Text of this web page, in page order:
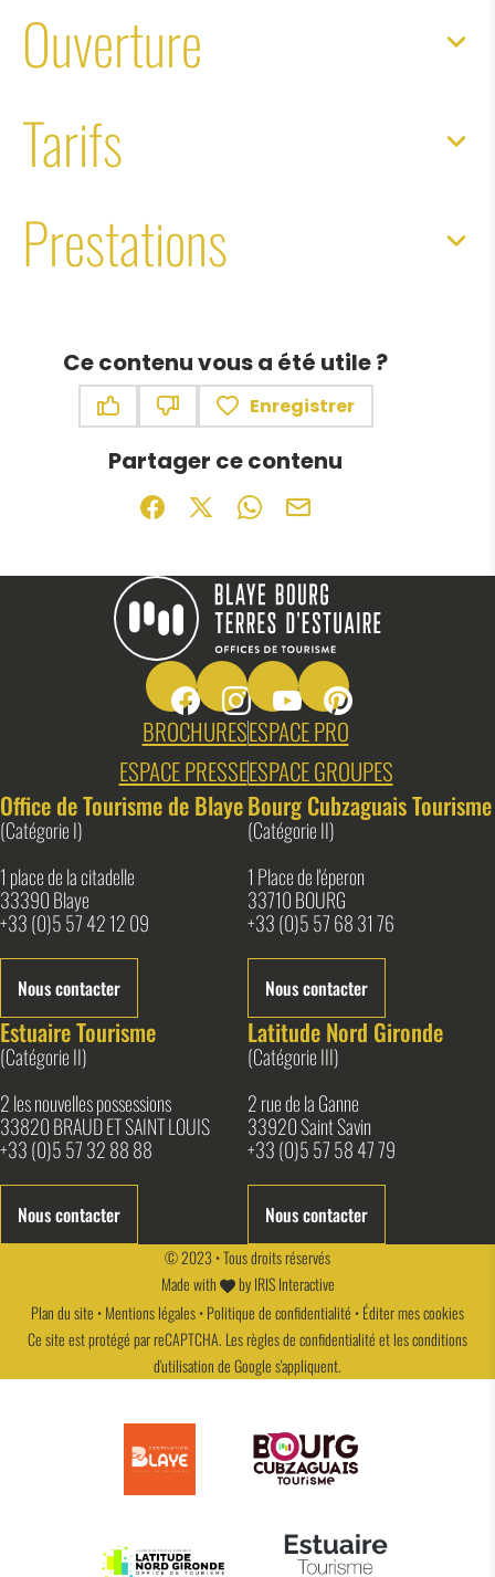
Ouverture
Tarifs
Prestations
Ce contenu vous a été utile ?
Enregistrer
Partager ce contenu
Partager sur Facebook (nouvelle
Partager sur X / Twitter (nouvelle
Partager sur WhatsApp
Partager par mail
Blaye Bourg Terres d&#039;Estuaire
Suivez-nous sur Facebook
Suivez-nous sur Instagram
Suivez-nous sur Youtube
Suivez-nous sur
BROCHURESESPACE PRO
ESPACE PRESSEESPACE GROUPES
Office de Tourisme de Blaye
(Catégorie I)
1 place de la citadelle
33390 Blaye
+33 (0)5 57 42 12 09
Nous contacter
Bourg Cubzaguais Tourisme
(Catégorie II)
1 Place de l'éperon
33710 BOURG
+33 (0)5 57 68 31 76
Nous contacter
Estuaire Tourisme
(Catégorie II)
2 les nouvelles possessions
33820 BRAUD ET SAINT LOUIS
+33 (0)5 57 32 88 88
Nous contacter
Latitude Nord Gironde
(Catégorie III)
2 rue de la Ganne
33920 Saint Savin
+33 (0)5 57 58 47 79
Nous contacter
© 2023 • Tous droits réservés
Made with
byIRIS Interactive
Plan du site •Mentions légales•Politique de confidentialité •Éditer mes cookies
Ce site est protégé par reCAPTCHA. Lesrègles de confidentialitéet lesconditions
d'utilisationde Google s'appliquent.